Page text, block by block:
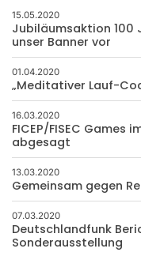
15.05.2020
Jubiläumsaktion 100
unser Banner vor
01.04.2020
„Meditativer Lauf-
16.03.2020
FICEP/FISEC Games
abgesagt
13.03.2020
Gemeinsam gegen
07.03.2020
Deutschlandfunk
Sonderausstellung